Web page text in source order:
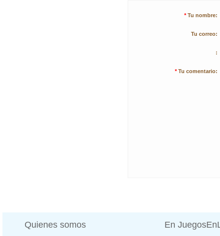
* Tu nombre:
Tu correo:
:
* Tu comentario:
Quienes somos En